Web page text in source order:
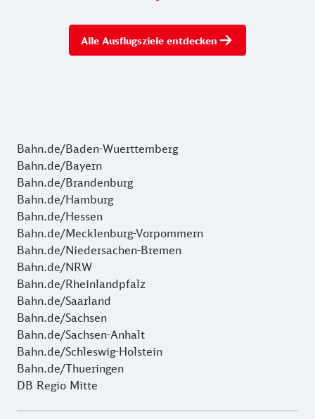
Alle Ausflugsziele entdecken
Bahn.de/Baden-Wuerttemberg
Bahn.de/Bayern
Bahn.de/Brandenburg
Bahn.de/Hamburg
Bahn.de/Hessen
Bahn.de/Mecklenburg-Vorpommern
Bahn.de/Niedersachen-Bremen
Bahn.de/NRW
Bahn.de/Rheinlandpfalz
Bahn.de/Saarland
Bahn.de/Sachsen
Bahn.de/Sachsen-Anhalt
Bahn.de/Schleswig-Holstein
Bahn.de/Thueringen
DB Regio Mitte